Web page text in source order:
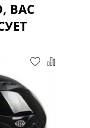
ВАС